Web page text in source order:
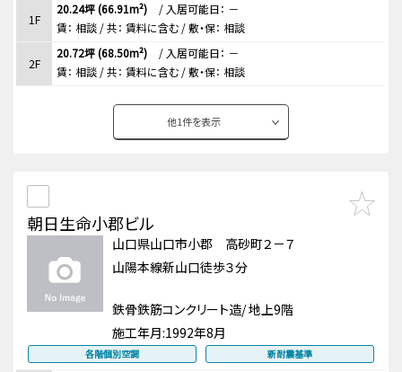
1F
20.24坪 (66.91m²) / 入居可能日： －
賃： 相談 / 共： 賃料に含む / 敷・保： 相談
2F
20.72坪 (68.50m²) / 入居可能日： －
賃： 相談 / 共： 賃料に含む / 敷・保： 相談
他1件を表示
朝日生命小郡ビル
山口県山口市小郡 高砂町２－７
山陽本線新山口徒歩３分
鉄骨鉄筋コンクリート造/ 地上9階
施工年月:1992年8月
各階個別空調 新耐震基準